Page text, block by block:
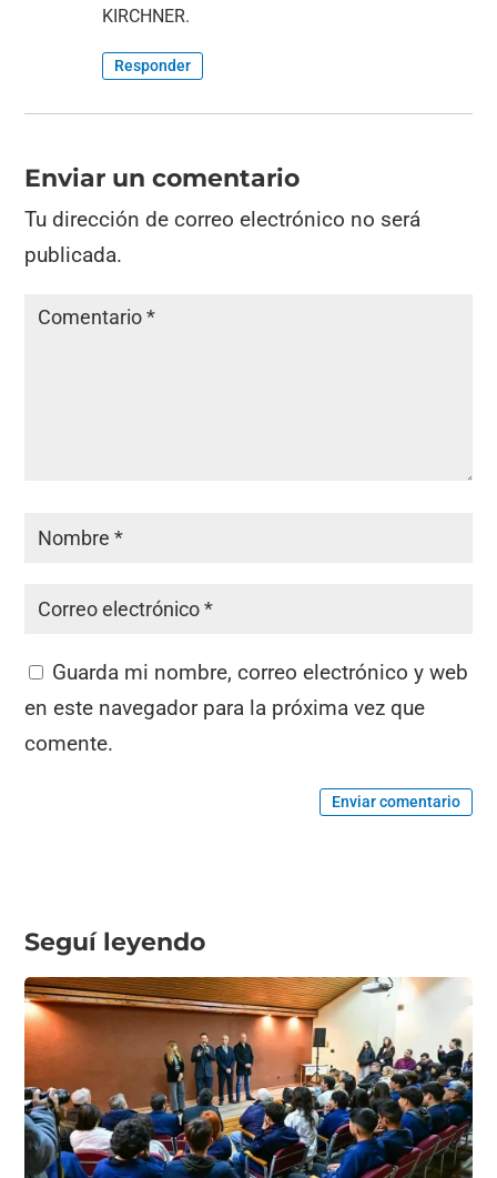
KIRCHNER.
Responder
Enviar un comentario
Tu dirección de correo electrónico no será
publicada.
Guarda mi nombre, correo electrónico y web
en este navegador para la próxima vez que
comente.
Enviar comentario
Seguí leyendo